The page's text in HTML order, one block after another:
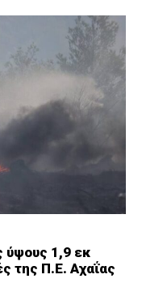
ύψους 1,9 εκ
της Π.Ε. Αχαΐας